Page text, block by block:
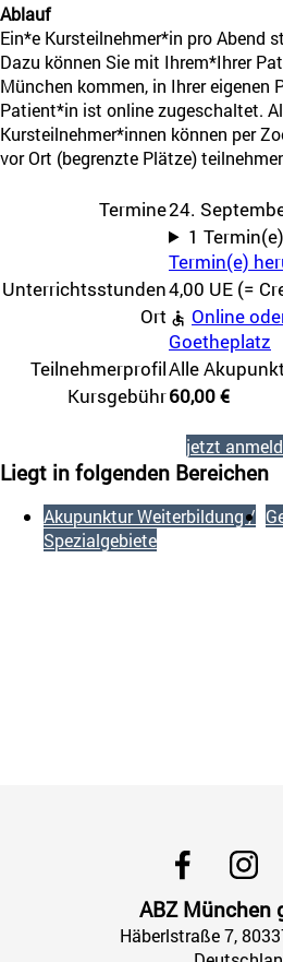
Ablauf
Ein*e Kursteilnehmer*in pro Abend
Dazu können Sie mit Ihrem*Ihrer
München kommen, in Ihrer eigenen
Patient*in ist online zugeschaltet.
Kursteilnehmer*innen können per
vor Ort (begrenzte Plätze)
Termine24.
1 Termin(e)
Termin(e)
Unterrichtsstunden4,00 UE (=
Ort
Online
Goetheplatz
TeilnehmerprofilAlle
Kursgebühr60,00 €
jetzt
Liegt in folgenden Bereichen
Akupunktur Weiterbildung /
Spezialgebiete
ABZ München
Häberlstraße7,